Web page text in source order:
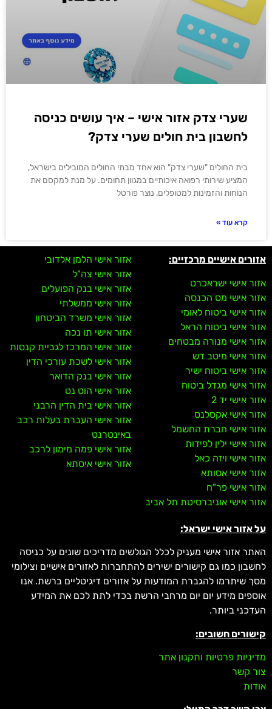
שערי צדק אזור אישי – איך עושים כניסה
לחשבון בית חולים שערי צדק?
בית החולים "שערי צדק" הוא אחד מבתי החולים המובילים בישראל,
המציע שירותי רפואה איכותיים במגוון תחומים. על מנת למקסם את
הנוחות והזמינות למטופלים, נוצר פורטל
קרא עוד »
אזורים אישיים מרכזיים:
אזור אישי ישראכרט
אזור אישי מס הכנסה
אזור אישי ביטוח לאומי
אזור אישי ביטוח הראל
אזור אישי מנורה מבטחים
אזור אישי מיטב דש
אזור אישי ביטוח ישיר
אזור אישי מגדל ביטוח
אזור אישי יד 2
אזור אישי אקסלנס
אזור אישי חברת החשמל
אזור אישי ילין לפידות
אזור אישי ויזה כאל
אזור אישי אסותא
אזור אישי פר"ח
אזור אישי אוניברסיטת תל אביב
אזור אישי הלמן אלדובי
אזור אישי צה"ל
אזור אישי בנק הפועלים
אזור אישי ממשלתי
אזור אישי משרד הביטחון
אזור אישי תו נכה
אזור אישי המרכז לגביית קנסות
אזור אישי לשכת עורכי הדין
אזור אישי בנק הדואר
אזור אישי הוט נט
אזור אישי בית הדין הרבני
אזור אישי העברת בעלות רכב
באינטרנט
אזור אישי פמה מימון לרכב
אזור אישי איסתא
על אזור אישי ישראל:
האתר אזור אישי מעניק לכלל הגולשים מדריכים שונים על כניסה
לחשבון כמו גם קישורים ישירים להתחברות לאזורים אישיים וצילומי
מסך שיתרמו להגברת המודעות על אזורים דיגיטליים ברשת. אנו
אוספים מידע יום יום מרחבי הרשת בכדי לתת לכם את המידע
העדכני ביותר.
קישורים חשובים:
מדיניות פרטיות ותקנון אתר
צור קשר
אודות